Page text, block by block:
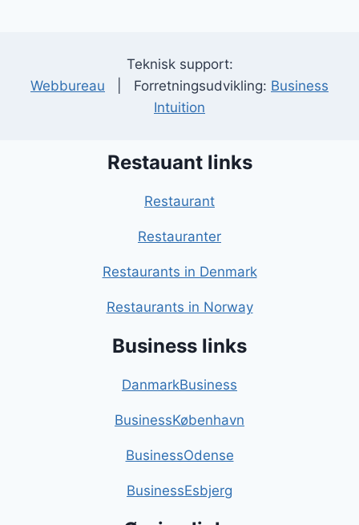
Teknisk support:
Webbureau | Forretningsudvikling: Business
Intuition
Restauant links
Restaurant
Restauranter
Restaurants in Denmark
Restaurants in Norway
Business links
DanmarkBusiness
BusinessKøbenhavn
BusinessOdense
BusinessEsbjerg